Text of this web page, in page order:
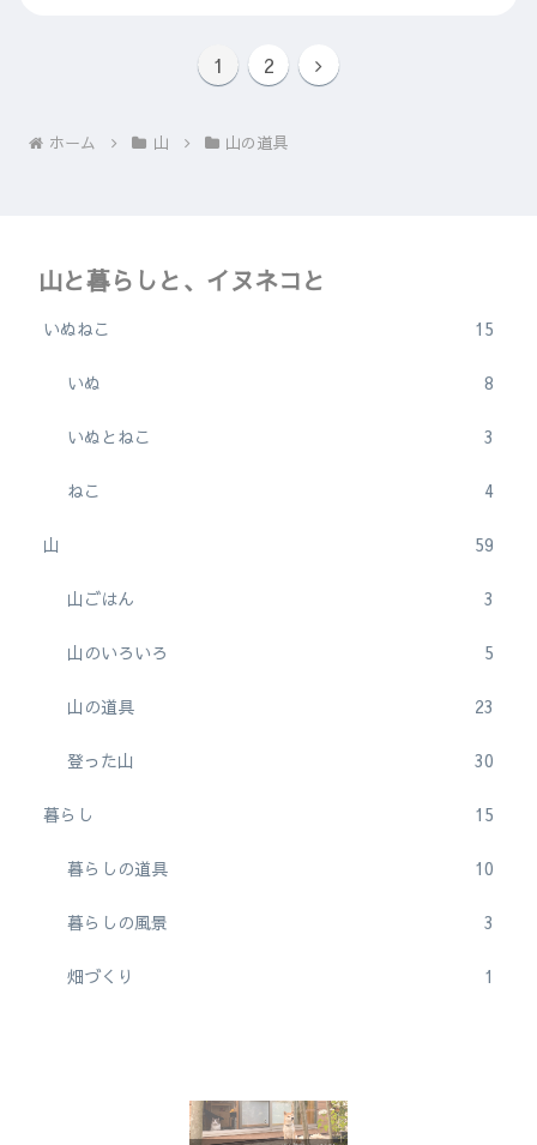
1 2
ホーム 山 山の道具
山と暮らしと、イヌネコと
いぬねこ 15
いぬ 8
いぬとねこ 3
ねこ 4
山 59
山ごはん 3
山のいろいろ 5
山の道具 23
登った山 30
暮らし 15
暮らしの道具 10
暮らしの風景 3
畑づくり 1